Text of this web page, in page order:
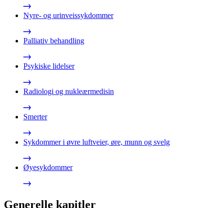
Nyre- og urinveissykdommer
Palliativ behandling
Psykiske lidelser
Radiologi og nukleærmedisin
Smerter
Sykdommer i øvre luftveier, øre, munn og svelg
Øyesykdommer
Generelle kapitler